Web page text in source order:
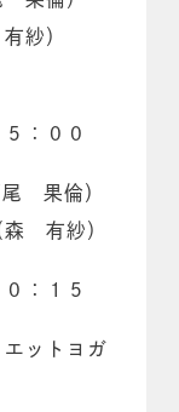
紗）
：００
果倫）
森 有紗）
：１５
ットヨガ